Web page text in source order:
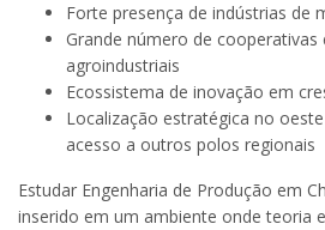
Forte presença de indústrias de
Grande número de cooperativas
agroindustriais
Ecossistema de inovação em
Localização estratégica no
acesso a outros polos regionais
Estudar Engenharia de Produção em
inserido em um ambiente onde teoria